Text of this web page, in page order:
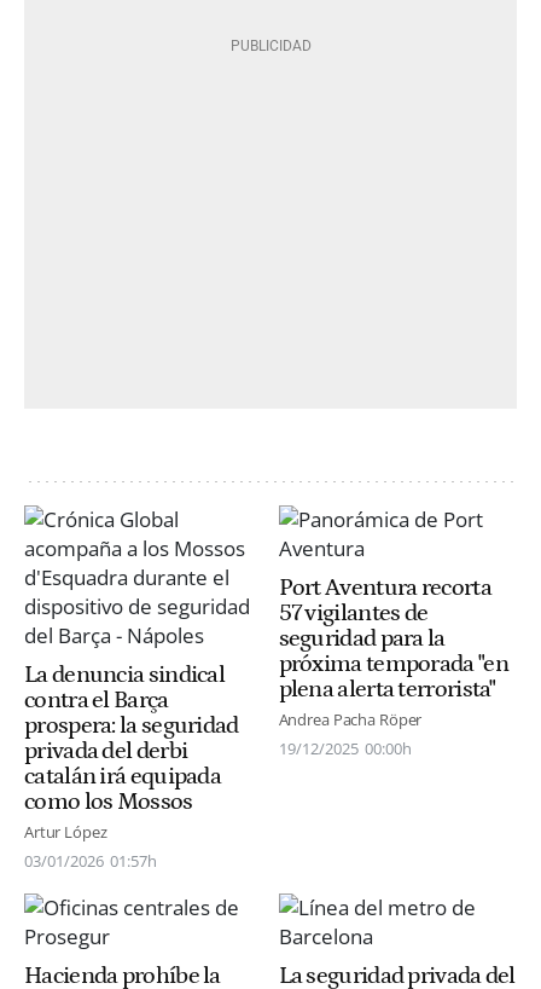
La denuncia sindical
contra el Barça
prospera: la seguridad
privada del derbi
catalán irá equipada
como los Mossos
Artur López
03/01/2026 01:57h
Port Aventura recorta
57 vigilantes de
seguridad para la
próxima temporada "en
plena alerta terrorista"
Andrea Pacha Röper
19/12/2025 00:00h
Hacienda prohíbe la
La seguridad privada del